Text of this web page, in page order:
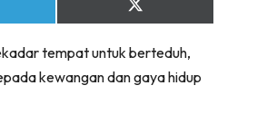
Share
on
(Twitter)
tempat untuk berteduh,
kewangan dan gaya hidup